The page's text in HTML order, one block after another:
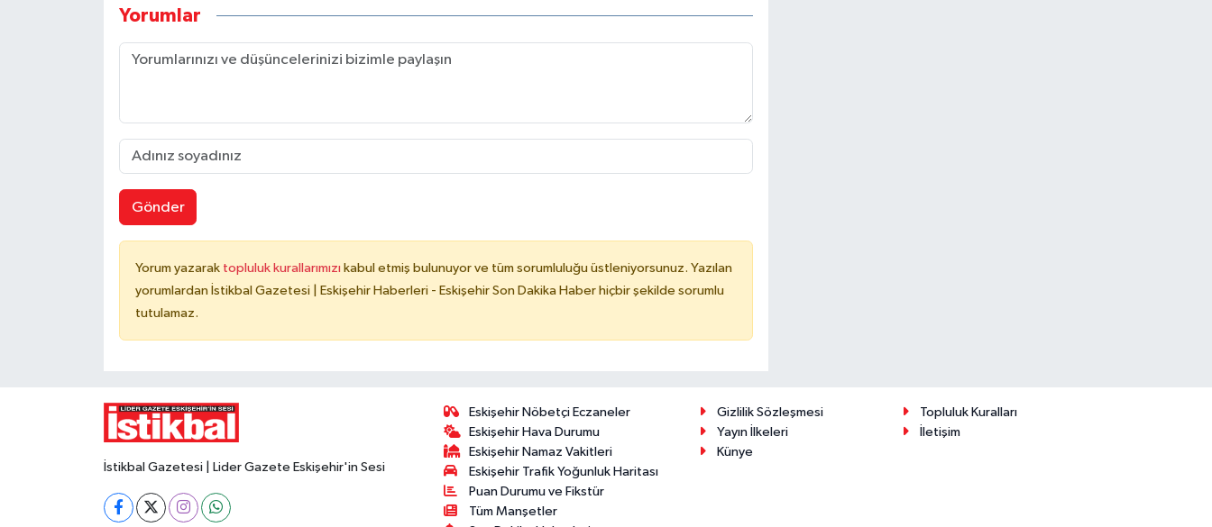
Yorumlar
Gönder
Yorum yazarak topluluk kurallarımızı kabul etmiş bulunuyor ve tüm sorumluluğu üstleniyorsunuz. Yazılan
yorumlardan İstikbal Gazetesi | Eskişehir Haberleri - Eskişehir Son Dakika Haber hiçbir şekilde sorumlu
tutulamaz.
İstikbal Gazetesi | Lider Gazete Eskişehir'in Sesi
Eskişehir Nöbetçi Eczaneler
Eskişehir Hava Durumu
Eskişehir Namaz Vakitleri
Eskişehir Trafik Yoğunluk Haritası
Puan Durumu ve Fikstür
Tüm Manşetler
Gizlilik Sözleşmesi
Topluluk Kuralları
Yayın İlkeleri
İletişim
Künye